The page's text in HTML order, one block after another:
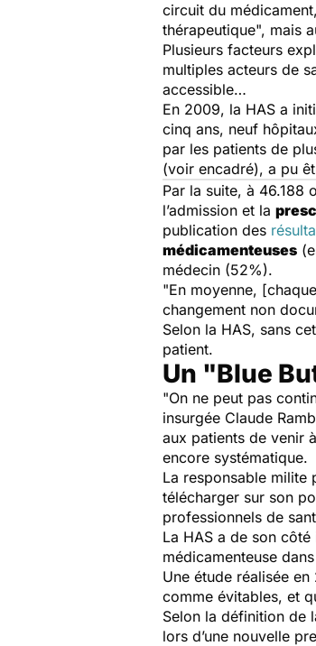
circuit du médicament,
thérapeutique", mais
Plusieurs facteurs
multiples acteurs de
accessible…
En 2009, la HAS a
cinq ans, neuf
par les patients de
(voir encadré), a pu
Par la suite, à 46.188
l’admission et la
publication des
médicamenteuses
médecin (52%).
"En moyenne,
changement non
Selon la HAS, sans
patient.
Un "Blue
"On ne peut pas
insurgée Claude
aux patients de venir
encore systématique.
La responsable milite
télécharger sur son
professionnels de
La HAS a de son
médicamenteuse
Une étude réalisée
comme évitables, et
Selon la définition de
lors d’une nouvelle